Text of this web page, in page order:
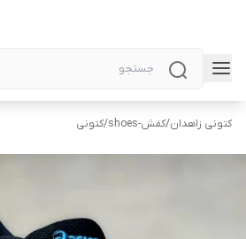
کتونی زاهدان/کفش-shoes /کتونی